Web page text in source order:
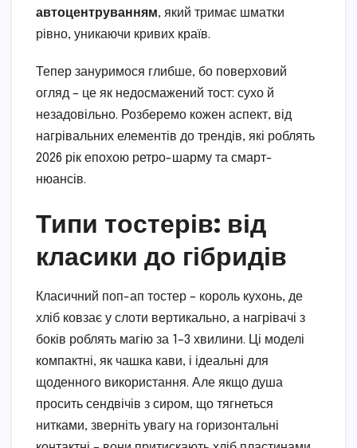
автоцентруванням, який тримає шматки
рівно, уникаючи кривих країв.
Тепер зануримося глибше, бо поверховий
огляд – це як недосмажений тост: сухо й
незадовільно. Розберемо кожен аспект, від
нагрівальних елементів до трендів, які роблять
2026 рік епохою ретро-шарму та смарт-
нюансів.
Типи тостерів: від
класики до гібридів
Класичний поп-ап тостер – король кухонь, де
хліб ковзає у слоти вертикально, а нагрівачі з
боків роблять магію за 1–3 хвилини. Ці моделі
компактні, як чашка кави, і ідеальні для
щоденного використання. Але якщо душа
просить сендвічів з сиром, що тягнеться
нитками, зверніть увагу на горизонтальні